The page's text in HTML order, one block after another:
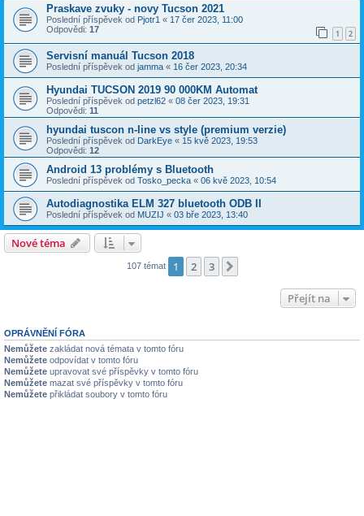
Praskave zvuky - novy Tucson 2021
Poslední příspěvek od Pjotr1 « 17 čer 2023, 11:00
Odpovědi: 17 1 2
Servisní manuál Tucson 2018
Poslední příspěvek od jamma « 16 čer 2023, 20:34
Hyundai TUCSON 2019 90 000KM Automat
Poslední příspěvek od petzl62 « 08 čer 2023, 19:31
Odpovědi: 11
hyundai tuscon n-line vs style (premium verzie)
Poslední příspěvek od DarkEye « 15 kvě 2023, 19:53
Odpovědi: 12
Android 13 problémy s Bluetooth
Poslední příspěvek od Tosko_pecka « 06 kvě 2023, 10:54
Autodiagnostika ELM 327 bluetooth ODB II
Poslední příspěvek od MUZIJ « 03 bře 2023, 13:40
Nové téma
107 témat 1 2 3
Přejít na
OPRÁVNĚNÍ FÓRA
Nemůžete zakládat nová témata v tomto fóru
Nemůžete odpovídat v tomto fóru
Nemůžete upravovat své příspěvky v tomto fóru
Nemůžete mazat své příspěvky v tomto fóru
Nemůžete přikládat soubory v tomto fóru